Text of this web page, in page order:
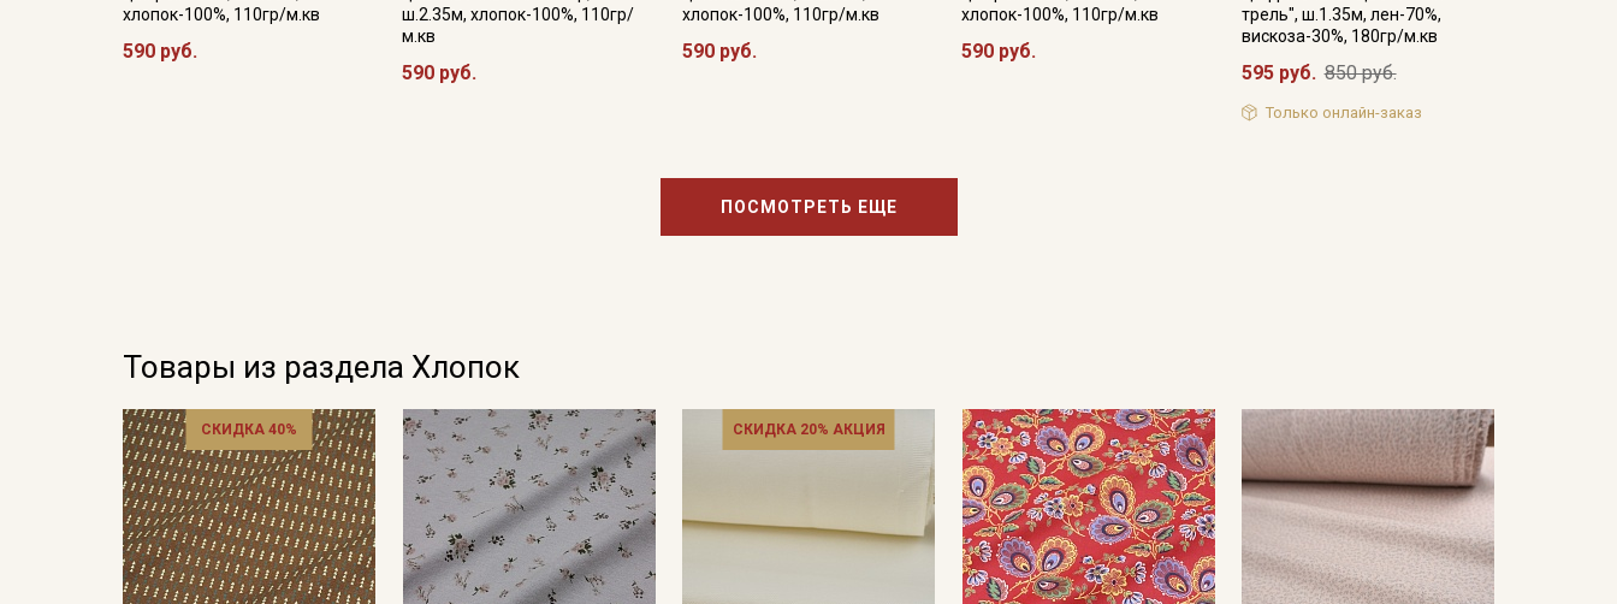
хлопок-100%, 110гр/м.кв
590 руб.
ш.2.35м, хлопок-100%, 110гр/
м.кв
590 руб.
хлопок-100%, 110гр/м.кв
590 руб.
хлопок-100%, 110гр/м.кв
590 руб.
трель", ш.1.35м, лен-70%,
вискоза-30%, 180гр/м.кв
595 руб. 850 руб.
Только онлайн-заказ
ПОСМОТРЕТЬ ЕЩЕ
Товары из раздела Хлопок
СКИДКА 40% СКИДКА 20% АКЦИЯ